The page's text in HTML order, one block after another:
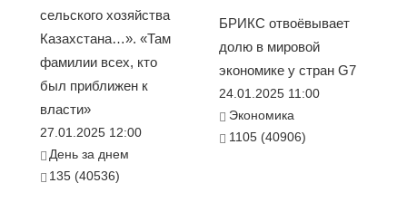
сельского хозяйства
Казахстана…». «Там
фамилии всех, кто
был приближен к
власти»
27.01.2025 12:00
День за днем
135 (40536)
БРИКС отвоёвывает
долю в мировой
экономике у стран G7
24.01.2025 11:00
Экономика
1105 (40906)